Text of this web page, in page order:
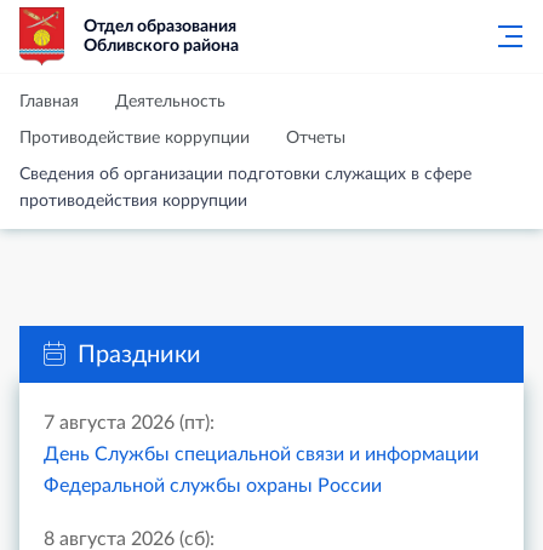
Отдел образования
Обливского района
Главная Деятельность
Противодействие коррупции Отчеты
Сведения об организации подготовки служащих в сфере
противодействия коррупции
Праздники
7 августа 2026 (пт):
День Службы специальной связи и информации
Федеральной службы охраны России
8 августа 2026 (сб):